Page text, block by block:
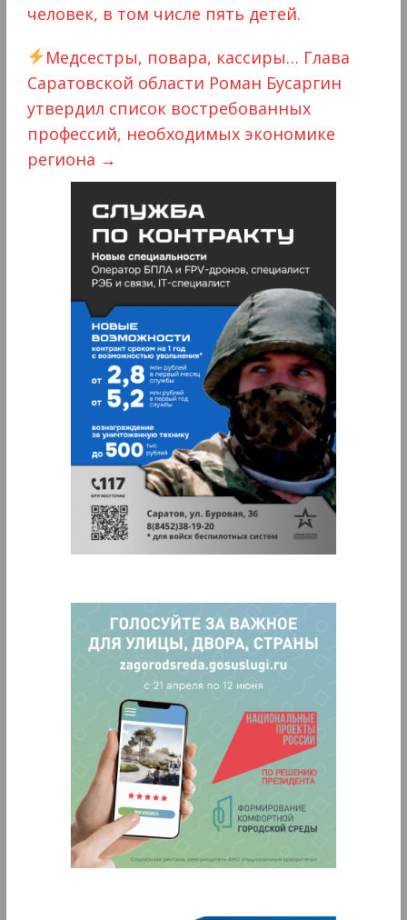
человек, в том числе пять детей.
Медсестры, повара, кассиры… Глава
Саратовской области Роман Бусаргин
утвердил список востребованных
профессий, необходимых экономике
региона →